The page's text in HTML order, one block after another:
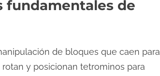
fundamentales de
de bloques que caen para
y posicionan tetrominos para